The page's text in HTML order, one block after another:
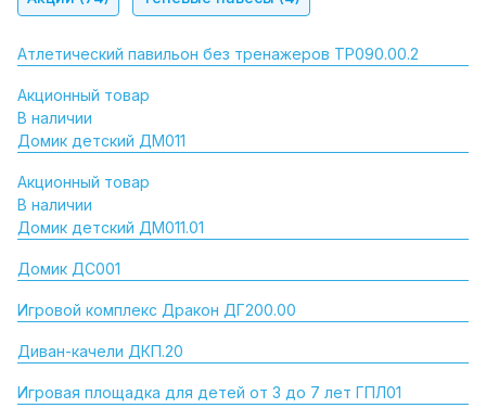
Атлетический павильон без тренажеров ТР090.00.2
Акционный товар
В наличии
Домик детский ДМ011
Акционный товар
В наличии
Домик детский ДМ011.01
Домик ДС001
Игровой комплекс Дракон ДГ200.00
Диван-качели ДКП.20
Игровая площадка для детей от 3 до 7 лет ГПЛ01